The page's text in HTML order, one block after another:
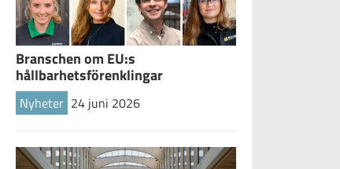
Branschen om EU:s
hållbarhetsförenklingar
Nyheter 24 juni 2026